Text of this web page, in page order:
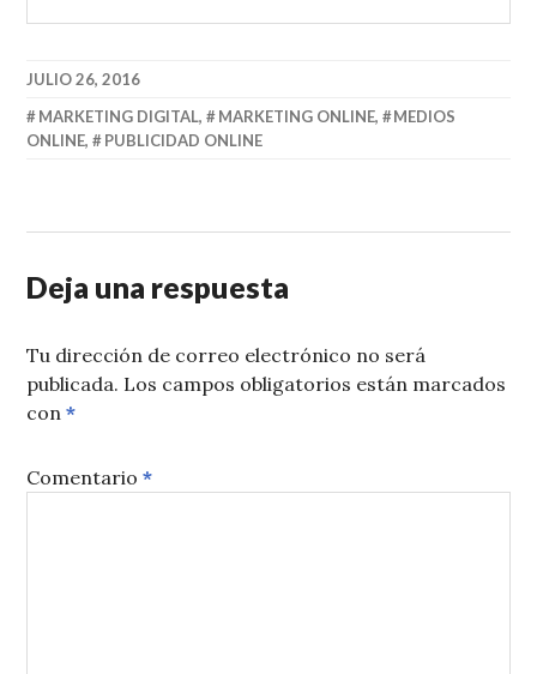
JULIO 26, 2016
MARKETING DIGITAL, MARKETING ONLINE,
MEDIOS
ONLINE, PUBLICIDAD ONLINE
Deja una respuesta
Tu dirección de correo electrónico no será
publicada. Los campos obligatorios están marcados
con*
Comentario*